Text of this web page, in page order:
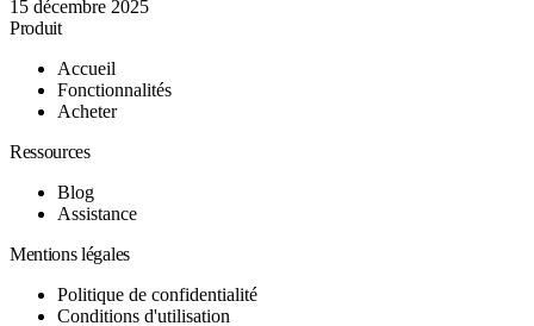
15 décembre 2025
Produit
Accueil
Fonctionnalités
Acheter
Ressources
Blog
Assistance
Mentions légales
Politique de confidentialité
Conditions d'utilisation